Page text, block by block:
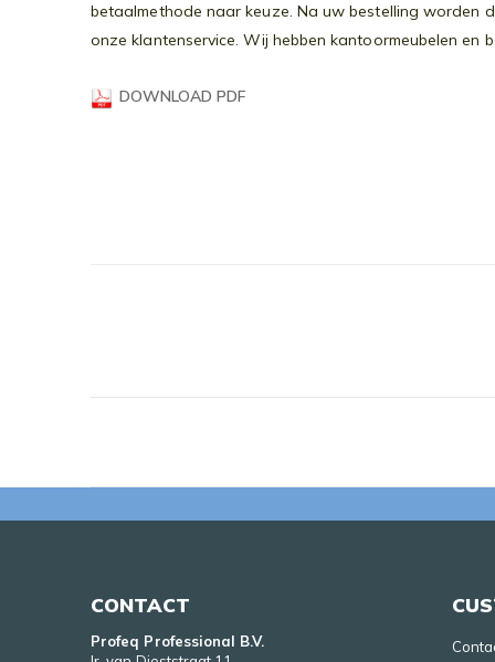
betaalmethode naar keuze. Na uw bestelling worden
onze klantenservice. Wij hebben kantoormeubelen en
DOWNLOAD PDF
CONTACT
Profeq Professional B.V.